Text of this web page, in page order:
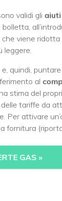
validi gli
viene
leggere.
quindi,
al
stima del
tariffe da
Per attivare
fornitura
GAS »